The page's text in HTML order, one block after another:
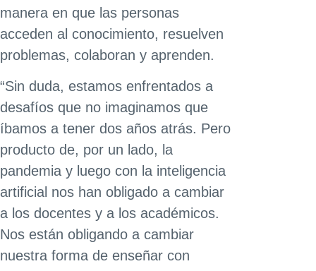
manera en que las personas
acceden al conocimiento, resuelven
problemas, colaboran y aprenden.
“Sin duda, estamos enfrentados a
desafíos que no imaginamos que
íbamos a tener dos años atrás. Pero
producto de, por un lado, la
pandemia y luego con la inteligencia
artificial nos han obligado a cambiar
a los docentes y a los académicos.
Nos están obligando a cambiar
nuestra forma de enseñar con